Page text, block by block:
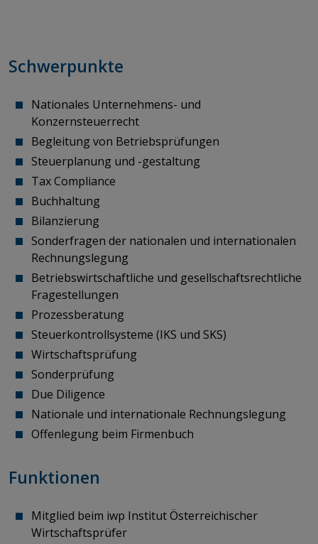
Schwerpunkte
Nationales Unternehmens- und
Konzernsteuerrecht ​​​​​​​
Begleitung von Betriebsprüfungen
Steuerplanung und -gestaltung
Tax Compliance
Buchhaltung
Bilanzierung
Sonderfragen der nationalen und internationalen
Rechnungslegung
Betriebswirtschaftliche und gesellschaftsrechtliche
Fragestellungen
Prozessberatung
Steuerkontrollsysteme (IKS und SKS)
Wirtschaftsprüfung
Sonderprüfung
Due Diligence
Nationale und internationale Rechnungslegung
Offenlegung beim Firmenbuch
Funktionen
Mitglied beim iwp Institut Österreichischer
Wirtschaftsprüfer